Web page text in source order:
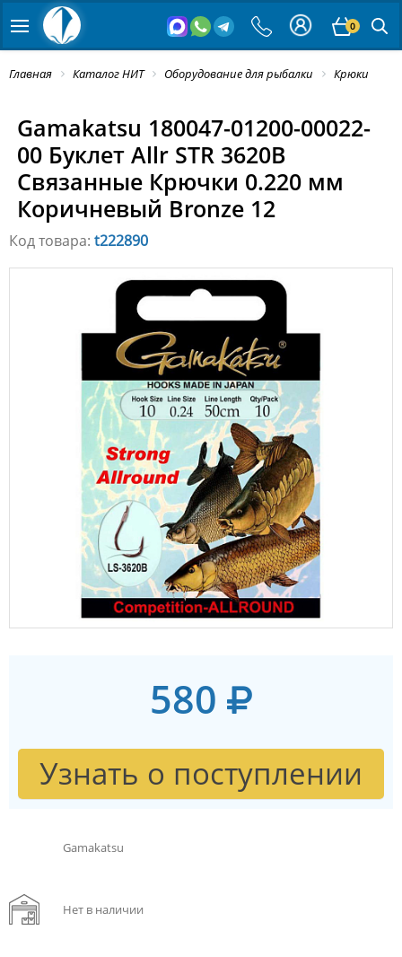
0
Главная Каталог НИТ Оборудование для рыбалки Крюки
Gamakatsu 180047-01200-00022-
00 Буклет Allr STR 3620B
Связанные Крючки 0.220 мм
Коричневый Bronze 12
Код товара: t222890
580
Узнать о поступлении
Gamakatsu
Нет в наличии